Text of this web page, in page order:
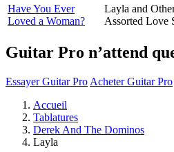
Have You Ever
Loved a Woman?
Layla and
Assorted Love
Guitar Pro n’attend
Essayer Guitar Pro Acheter Guitar Pro
Accueil
Tablatures
Derek And The Dominos
Layla